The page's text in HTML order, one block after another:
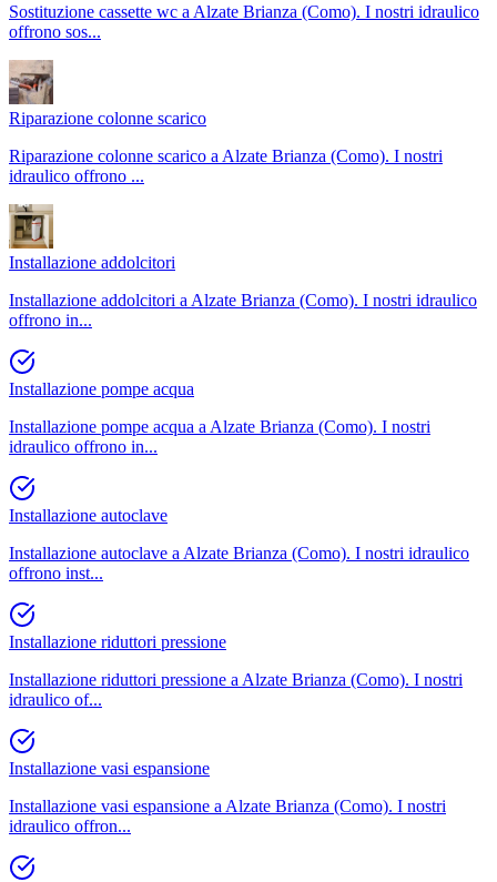
Sostituzione cassette wc a Alzate Brianza (Como). I nostri idraulico
offrono sos...
Riparazione colonne scarico
Riparazione colonne scarico a Alzate Brianza (Como). I nostri
idraulico offrono ...
Installazione addolcitori
Installazione addolcitori a Alzate Brianza (Como). I nostri idraulico
offrono in...
Installazione pompe acqua
Installazione pompe acqua a Alzate Brianza (Como). I nostri
idraulico offrono in...
Installazione autoclave
Installazione autoclave a Alzate Brianza (Como). I nostri idraulico
offrono inst...
Installazione riduttori pressione
Installazione riduttori pressione a Alzate Brianza (Como). I nostri
idraulico of...
Installazione vasi espansione
Installazione vasi espansione a Alzate Brianza (Como). I nostri
idraulico offron...